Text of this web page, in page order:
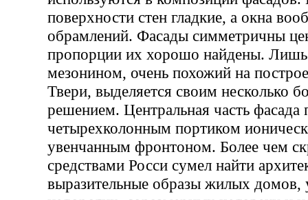
поверхности стен гладкие, а окна
обрамлений. Фасады симметричны
пропорции их хорошо найдены.
мезонином, очень похожий на
Твери, выделяется своим несколько
решением. Центральная часть фасада
четырехколонным портиком
увенчанным фронтоном. Более чем
средствами Росси сумел найти
выразительные образы жилых